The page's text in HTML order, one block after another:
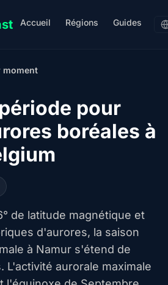
Accueil Régions Guides
moment
pour
boréales à
de latitude magnétique et
d'aurores, la saison
à Namur s'étend de
L'activité aurorale maximale